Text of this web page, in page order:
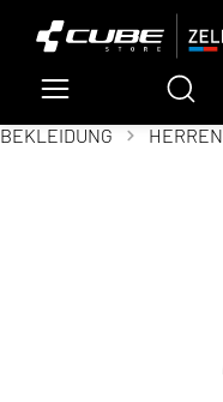
BEKLEIDUNG
HERREN